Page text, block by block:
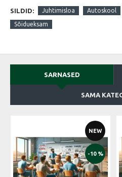
SILDID: Juhtimisloa Autoskool
Sõidueksam
SARNASED
SAMA
NEW
-10 %